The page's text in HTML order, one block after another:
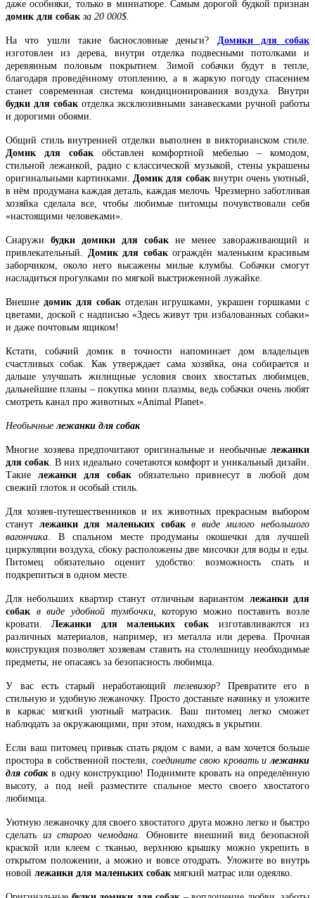
даже особняки, только в миниатюре. Самым дорогой будкой признан
домик для собак за 20 000$.
На что ушли такие баснословные деньги? Домики для собак
изготовлен из дерева, внутри отделка подвесными потолками и
деревянным половым покрытием. Зимой собачки будут в тепле,
благодаря проведённому отоплению, а в жаркую погоду спасением
станет современная система кондиционирования воздуха. Внутри
будки для собакотделка эксклюзивными занавесками ручной работы
и дорогими обоями.
Общий стиль внутренней отделки выполнен в викторианском стиле.
Домик для собакобставлен комфортной мебелью – комодом,
стильной лежанкой, радио с классической музыкой, стены украшены
оригинальными картинками.Домик для собаквнутри очень уютный,
в нём продумана каждая деталь, каждая мелочь. Чрезмерно заботливая
хозяйка сделала все, чтобы любимые питомцы почувствовали себя
«настоящими человеками».
Снаружи будки домики для собак не менее завораживающий и
привлекательный. Домик для собакограждён маленьким красивым
заборчиком, около него высажены милые клумбы. Собачки смогут
насладиться прогулками по мягкой выстриженной лужайке.
Внешне домик для собакотделан игрушками, украшен горшками с
цветами, доской с надписью «Здесь живут три избалованных собаки»
и даже почтовым ящиком!
Кстати, собачий домик в точности напоминает дом владельцев
счастливых собак. Как утверждает сама хозяйка, она собирается и
дальше улучшать жилищные условия своих хвостатых любимцев,
дальнейшие планы – покупка мини плазмы, ведь собачки очень любят
смотреть канал про животных «Animal Planet».
Необычныележанки для собак
Многие хозяева предпочитают оригинальные и необычные лежанки
для собак. В них идеально сочетаются комфорт и уникальный дизайн.
Такие лежанки для собакобязательно привнесут в любой дом
свежий глоток и особый стиль.
Для хозяев-путешественников и их животных прекрасным выбором
станут лежанки для маленьких собак в виде милого небольшого
вагончика. В спальном месте продуманы окошечки для лучшей
циркуляции воздуха, сбоку расположены две мисочки для воды и еды.
Питомец обязательно оценит удобство: возможность спать и
подкрепиться в одном месте.
Для небольших квартир станут отличным вариантом лежанки для
собак в виде удобной тумбочки, которую можно поставить возле
кровати.Лежанки для маленьких собак изготавливаются из
различных материалов, например, из металла или дерева. Прочная
конструкция позволяет хозяевам ставить на столешницу необходимые
предметы, не опасаясь за безопасность любимца.
У вас есть старый неработающий телевизор? Превратите его в
стильную и удобную лежаночку. Просто достаньте начинку и уложите
в каркас мягкий уютный матрасик. Ваш питомец легко сможет
наблюдать за окружающими, при этом, находясь в укрытии.
Если ваш питомец привык спать рядом с вами, а вам хочется больше
простора в собственной постели, соедините свою кровать илежанки
для собакв одну конструкцию! Поднимите кровать на определённую
высоту, а под ней разместите спальное место своего хвостатого
любимца.
Уютную лежаночку для своего хвостатого друга можно легко и быстро
сделать из старого чемодана. Обновите внешний вид безопасной
краской или клеем с тканью, верхнюю крышку можно укрепить в
открытом положении, а можно и вовсе отодрать. Уложите во внутрь
новой лежанки для маленьких собак мягкий матрас или одеялко.